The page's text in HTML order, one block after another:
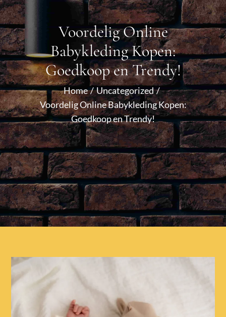
Voordelig Online
Babykleding Kopen:
Goedkoop en Trendy!
Home
Uncategorized
Voordelig Online Babykleding Kopen:
Goedkoop en Trendy!